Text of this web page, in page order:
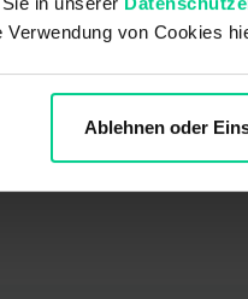
von Cookies
Ablehnen oder